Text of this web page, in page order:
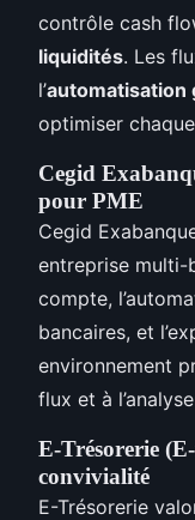
contrôle cash
liquidités. Les
l’automatisation
optimiser
Cegid
pour PME
Cegid
entreprise multi-
compte,
bancaires, et
environnement
flux et à
E-Trésorerie
convivialité
E-Trésorerie